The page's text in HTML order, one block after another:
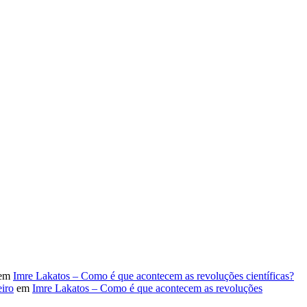
Imre Lakatos – Como é que acontecem as revoluções científicas?
em Imre Lakatos – Como é que acontecem as revoluções